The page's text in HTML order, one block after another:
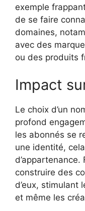
exemple
de se faire
domaines,
avec des
ou des produits
Impact
Le choix d’un
profond
les abonnés se
une identité,
construire des
d’eux, stimulant
et même les